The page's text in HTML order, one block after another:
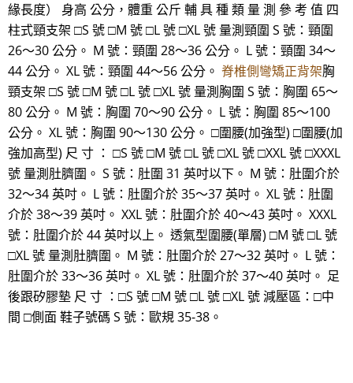
緣長度） 身高 公分，體重 公斤 輔 具 種 類 量 測 參 考 值 四
柱式頸支架 □S 號 □M 號 □L 號 □XL 號 量測頸圍 S 號：頸圍
26～30 公分。 M 號：頸圍 28～36 公分。 L 號：頸圍 34～
44 公分。 XL 號：頸圍 44～56 公分。 脊椎側彎矯正背架胸
頸支架 □S 號 □M 號 □L 號 □XL 號 量測胸圍 S 號：胸圍 65～
80 公分。 M 號：胸圍 70～90 公分。 L 號：胸圍 85～100
公分。 XL 號：胸圍 90～130 公分。 □圍腰(加強型) □圍腰(加
強加高型) 尺 寸 ： □S 號 □M 號 □L 號 □XL 號 □XXL 號 □XXXL
號 量測肚臍圍。 S 號：肚圍 31 英吋以下。 M 號：肚圍介於
32～34 英吋。 L 號：肚圍介於 35～37 英吋。 XL 號：肚圍
介於 38～39 英吋。 XXL 號：肚圍介於 40～43 英吋。 XXXL
號：肚圍介於 44 英吋以上。 透氣型圍腰(單層) □M 號 □L 號
□XL 號 量測肚臍圍。 M 號：肚圍介於 27～32 英吋。 L 號：
肚圍介於 33～36 英吋。 XL 號：肚圍介於 37～40 英吋。 足
後跟矽膠墊 尺 寸 ：□S 號 □M 號 □L 號 □XL 號 減壓區：□中
間 □側面 鞋子號碼 S 號：歐規 35-38。